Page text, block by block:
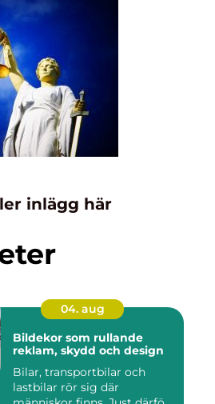
inlägg här
04. aug
Bildekor som rullande
reklam, skydd och design
Bilar, transportbilar och
lastbilar rör sig där